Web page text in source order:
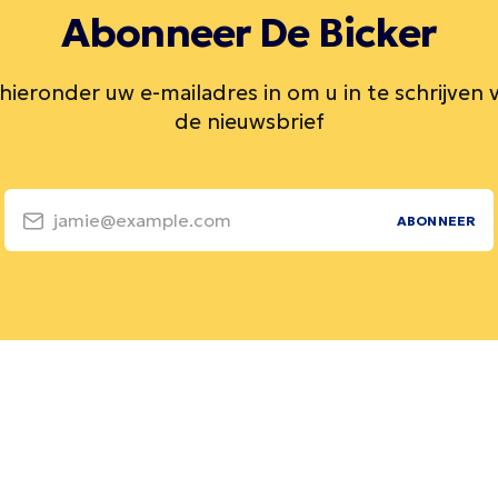
Abonneer De Bicker
uw e-mailadres in om u in te schrijven
de nieuwsbrief
jamie@example.com ABONNEER